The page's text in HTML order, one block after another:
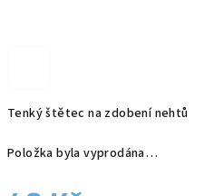
Tenký štětec na zdobení nehtů
Položka byla vyprodána…